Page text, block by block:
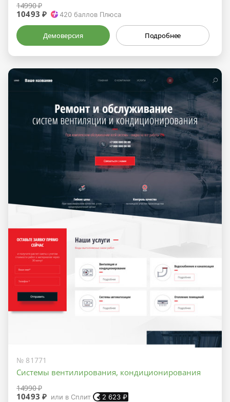
14990 ₽
10493 ₽ 420 баллов Плюса
Демоверсия Подробнее
№ 81771
Системы вентилирования, кондиционирования
14990 ₽
10493 ₽ или в Сплит 2 623 ₽